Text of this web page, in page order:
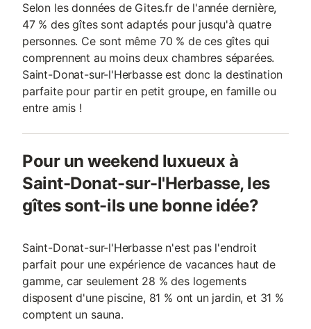
Selon les données de Gites.fr de l'année dernière,
47 % des gîtes sont adaptés pour jusqu'à quatre
personnes. Ce sont même 70 % de ces gîtes qui
comprennent au moins deux chambres séparées.
Saint-Donat-sur-l'Herbasse est donc la destination
parfaite pour partir en petit groupe, en famille ou
entre amis !
Pour un weekend luxueux à
Saint-Donat-sur-l'Herbasse, les
gîtes sont-ils une bonne idée?
Saint-Donat-sur-l'Herbasse n'est pas l'endroit
parfait pour une expérience de vacances haut de
gamme, car seulement 28 % des logements
disposent d'une piscine, 81 % ont un jardin, et 31 %
comptent un sauna.